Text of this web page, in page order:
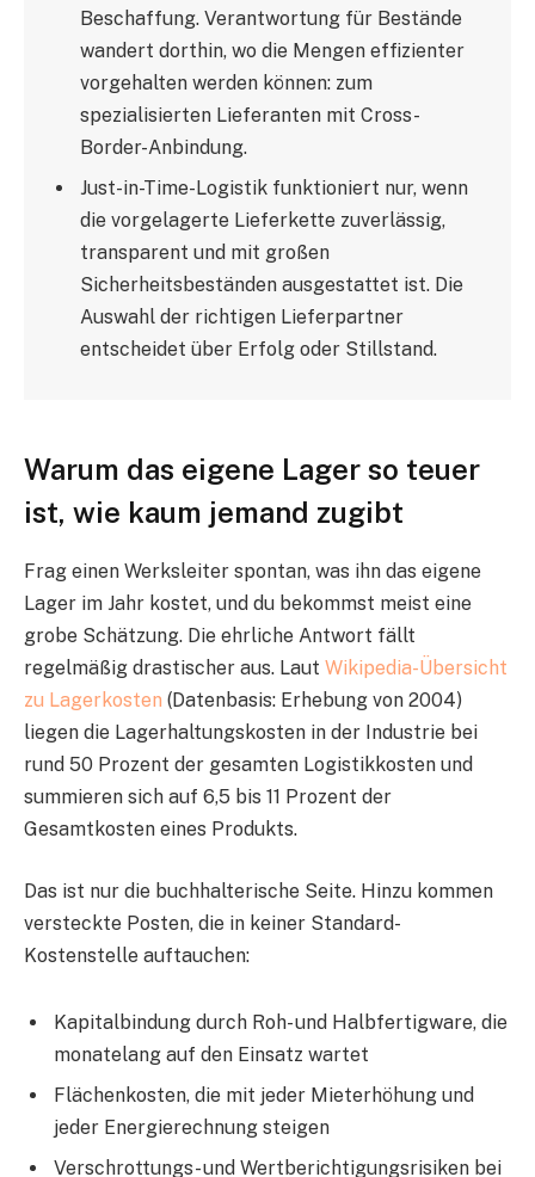
Beschaffung. Verantwortung für Bestände
wandert dorthin, wo die Mengen effizienter
vorgehalten werden können: zum
spezialisierten Lieferanten mit Cross-
Border-Anbindung.
Just-in-Time-Logistik funktioniert nur, wenn
die vorgelagerte Lieferkette zuverlässig,
transparent und mit großen
Sicherheitsbeständen ausgestattet ist. Die
Auswahl der richtigen Lieferpartner
entscheidet über Erfolg oder Stillstand.
Warum das eigene Lager so teuer
ist, wie kaum jemand zugibt
Frag einen Werksleiter spontan, was ihn das eigene
Lager im Jahr kostet, und du bekommst meist eine
grobe Schätzung. Die ehrliche Antwort fällt
regelmäßig drastischer aus. Laut Wikipedia-Übersicht
zu Lagerkosten (Datenbasis: Erhebung von 2004)
liegen die Lagerhaltungskosten in der Industrie bei
rund 50 Prozent der gesamten Logistikkosten und
summieren sich auf 6,5 bis 11 Prozent der
Gesamtkosten eines Produkts.
Das ist nur die buchhalterische Seite. Hinzu kommen
versteckte Posten, die in keiner Standard-
Kostenstelle auftauchen:
Kapitalbindung durch Roh- und Halbfertigware, die
monatelang auf den Einsatz wartet
Flächenkosten, die mit jeder Mieterhöhung und
jeder Energierechnung steigen
Verschrottungs- und Wertberichtigungsrisiken bei